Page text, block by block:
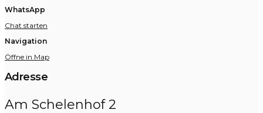
WhatsApp
Chat starten
Navigation
Öffne in Map
Adresse
Am Schelenhof 2